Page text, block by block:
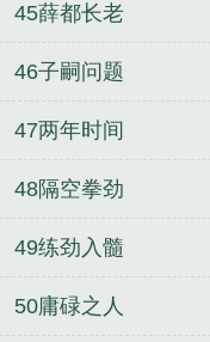
45薛都长老
46子嗣问题
47两年时间
48隔空拳劲
49练劲入髓
50庸碌之人